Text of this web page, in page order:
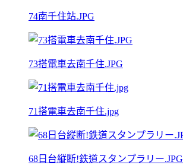
74南千住站.JPG
73搭電車去南千住.JPG
71搭電車去南千住.jpg
68日台縦断!鉄道スタンプラリー.JPG